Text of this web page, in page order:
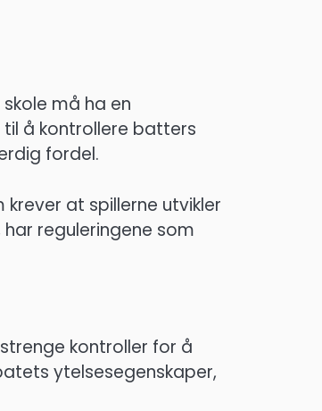
må ha en
å kontrollere batters
fordel.
at spillerne utvikler
reguleringene som
kontroller for å
ytelsesegenskaper,